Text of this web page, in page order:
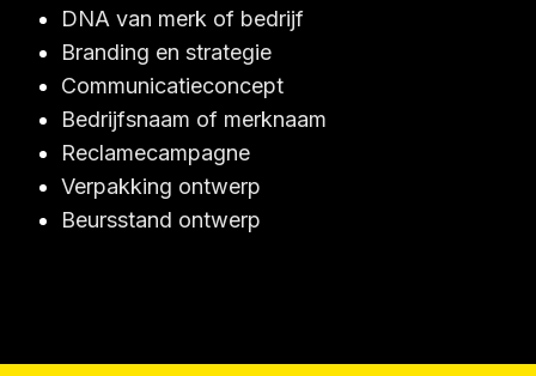
DNA van merk of bedrijf
Branding en strategie
Communicatieconcept
Bedrijfsnaam of merknaam
Reclamecampagne
Verpakking ontwerp
Beursstand ontwerp